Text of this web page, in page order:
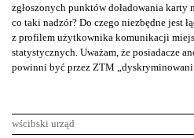
zgłoszonych punktów doładowania karty
co taki nadzór? Do czego niezbędne jest
z profilem użytkownika komunikacji
statystycznych. Uważam, że posiadacze
powinni być przez ZTM
wścibski urząd